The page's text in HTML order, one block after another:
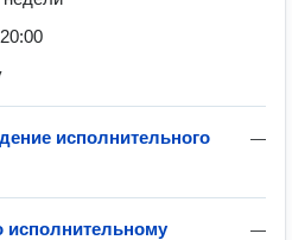
—
исполнительного
—
исполнительному